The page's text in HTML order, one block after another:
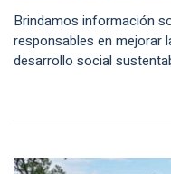
Brindamos información
responsables en mejorar
desarrollo social